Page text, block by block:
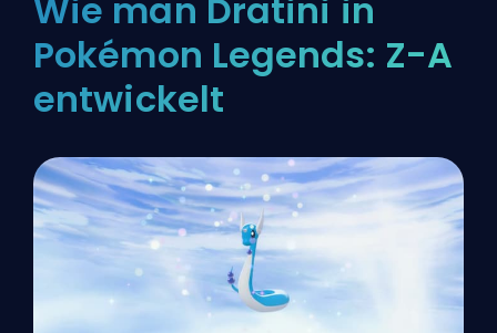
Wie man Dratini in
Pokémon Legends: Z-A
entwickelt